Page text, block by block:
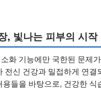
, 빛나는 피부의 시작
화 기능에만 국한된 문제
전신 건강과 밀접하게 연결
용들을 바탕으로, 건강한 식